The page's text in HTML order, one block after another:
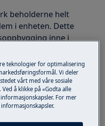
beholderne helt
i enheten. Dette
inne i
sterk lukt eller
i
fanges fuktigheten
matens kvalitet i
teknologier for optimalisering
Vi deler
vårt med våre sosiale
å klikke på «Godta alle
For mer